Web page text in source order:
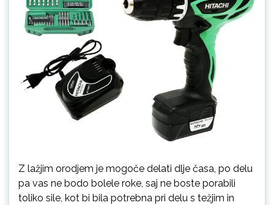
Z lažjim orodjem je mogoče delati dlje časa, po delu
pa vas ne bodo bolele roke, saj ne boste porabili
toliko sile, kot bi bila potrebna pri delu s težjim in